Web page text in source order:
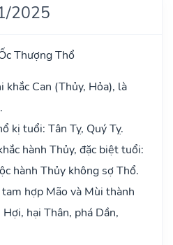
2025
Thượng Thổ
Can (Thủy, Hỏa), là
kị tuổi: Tân Tỵ, Quý Tỵ.
hành Thủy, đặc biệt tuổi:
hành Thủy không sợ Thổ.
hợp Mão và Mùi thành
hại Thân, phá Dần,